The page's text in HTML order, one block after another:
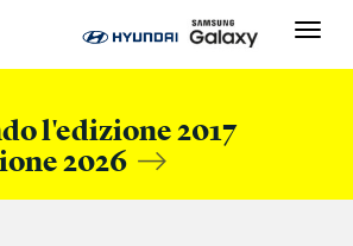
l'edizione 2017
2026
Toggle